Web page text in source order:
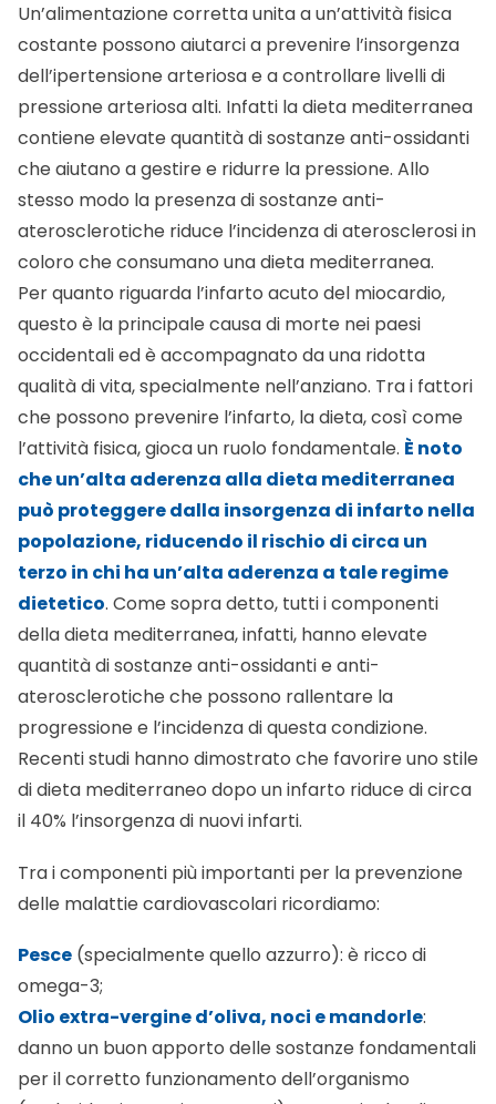
Un’alimentazione corretta unita a un’attività fisica
costante possono aiutarci a prevenire l’insorgenza
dell’ipertensione arteriosa e a controllare livelli di
pressione arteriosa alti. Infatti la dieta mediterranea
contiene elevate quantità di sostanze anti-ossidanti
che aiutano a gestire e ridurre la pressione. Allo
stesso modo la presenza di sostanze anti-
aterosclerotiche riduce l’incidenza di aterosclerosi in
coloro che consumano una dieta mediterranea.
Per quanto riguarda l’infarto acuto del miocardio,
questo è la principale causa di morte nei paesi
occidentali ed è accompagnato da una ridotta
qualità di vita, specialmente nell’anziano. Tra i fattori
che possono prevenire l’infarto, la dieta, così come
l’attività fisica, gioca un ruolo fondamentale. È noto
che un’alta aderenza alla dieta mediterranea
può proteggere dalla insorgenza di infarto nella
popolazione, riducendo il rischio di circa un
terzo in chi ha un’alta aderenza a tale regime
dietetico. Come sopra detto, tutti i componenti
della dieta mediterranea, infatti, hanno elevate
quantità di sostanze anti-ossidanti e anti-
aterosclerotiche che possono rallentare la
progressione e l’incidenza di questa condizione.
Recenti studi hanno dimostrato che favorire uno stile
di dieta mediterraneo dopo un infarto riduce di circa
il 40% l’insorgenza di nuovi infarti.
Tra i componenti più importanti per la prevenzione
delle malattie cardiovascolari ricordiamo:
Pesce (specialmente quello azzurro): è ricco di
omega-3;
Olio extra-vergine d’oliva, noci e mandorle:
danno un buon apporto delle sostanze fondamentali
per il corretto funzionamento dell’organismo